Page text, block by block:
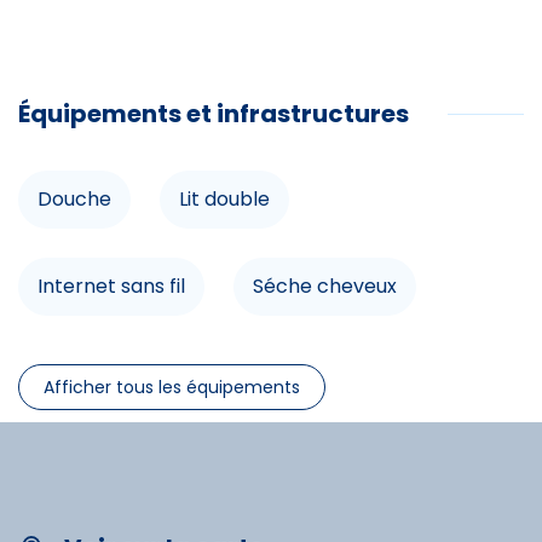
Équipements et infrastructures
Douche Lit double
Internet sans fil Séche cheveux
Lecteur DVD Lave-linge
Afficher tous les équipements
Piscine couverte
VTT
Discothèque